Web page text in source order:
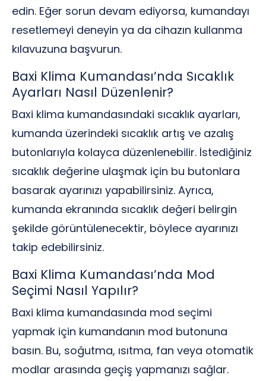
edin. Eğer sorun devam ediyorsa, kumandayı
resetlemeyi deneyin ya da cihazın kullanma
kılavuzuna başvurun.
Baxi Klima Kumandası’nda Sıcaklık
Ayarları Nasıl Düzenlenir?
Baxi klima kumandasındaki sıcaklık ayarları,
kumanda üzerindeki sıcaklık artış ve azalış
butonlarıyla kolayca düzenlenebilir. İstediğiniz
sıcaklık değerine ulaşmak için bu butonlara
basarak ayarınızı yapabilirsiniz. Ayrıca,
kumanda ekranında sıcaklık değeri belirgin
şekilde görüntülenecektir, böylece ayarınızı
takip edebilirsiniz.
Baxi Klima Kumandası’nda Mod
Seçimi Nasıl Yapılır?
Baxi klima kumandasında mod seçimi
yapmak için kumandanın mod butonuna
basın. Bu, soğutma, ısıtma, fan veya otomatik
modlar arasında geçiş yapmanızı sağlar.